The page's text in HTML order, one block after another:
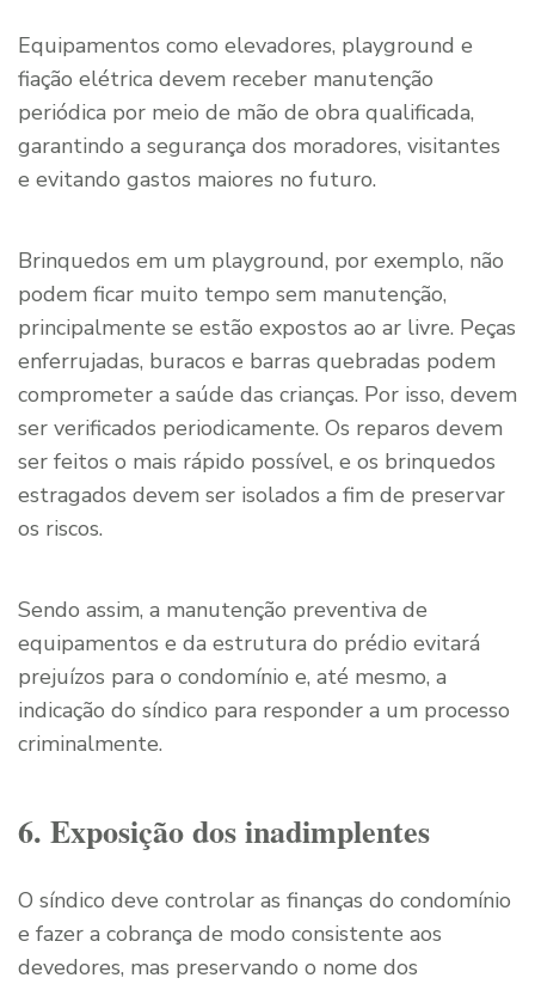
Equipamentos como elevadores, playground e
fiação elétrica devem receber manutenção
periódica por meio de mão de obra qualificada,
garantindo a segurança dos moradores, visitantes
e evitando gastos maiores no futuro.
Brinquedos em um playground, por exemplo, não
podem ficar muito tempo sem manutenção,
principalmente se estão expostos ao ar livre. Peças
enferrujadas, buracos e barras quebradas podem
comprometer a saúde das crianças. Por isso, devem
ser verificados periodicamente. Os reparos devem
ser feitos o mais rápido possível, e os brinquedos
estragados devem ser isolados a fim de preservar
os riscos.
Sendo assim, a manutenção preventiva de
equipamentos e da estrutura do prédio evitará
prejuízos para o condomínio e, até mesmo, a
indicação do síndico para responder a um processo
criminalmente.
6. Exposição dos inadimplentes
O síndico deve controlar as finanças do condomínio
e fazer a cobrança de modo consistente aos
devedores, mas preservando o nome dos